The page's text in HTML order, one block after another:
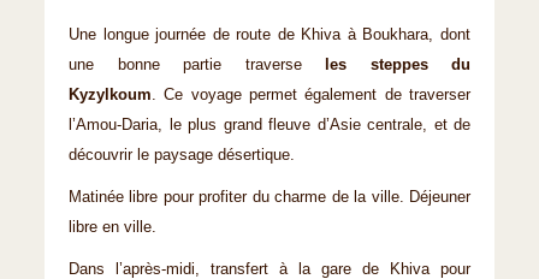
Une longue journée de route de Khiva à Boukhara, dont
une bonne partie traverse
les steppes du
Kyzylkoum. Ce voyage permet également de traverser
l’Amou-Daria, le plus grand fleuve d’Asie centrale, et de
découvrir le paysage désertique.
Matinée libre pour profiter du charme de la ville. Déjeuner
libre en ville.
Dans l’après-midi, transfert à la gare de Khiva pour